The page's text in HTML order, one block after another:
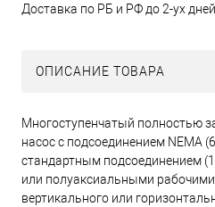
Доставка по РБ и РФ до 2-ух дней
ОПИСАНИЕ ТОВАРА
Многоступенчатый полностью
насос с подсоединением NEMA
стандартным подсоединением
или полуаксиальными
вертикального или